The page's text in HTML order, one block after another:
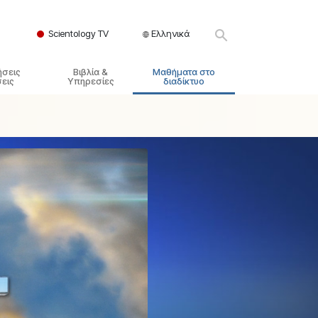
Scientology TV Ελληνικά
Βιβλία &
Υπηρεσίες
Φιλμ
Υπηρεσίες
Μαθήματα στο
διαδίκτυο
Τα Συστατικά της Κατανόησης
Λύσεις για ένα Επικίνδυνο
Περιβάλλον
Βοηθήματα για Ασθένειες και
Ατυχήματα
Ακεραιότητα και Τιμιότητα